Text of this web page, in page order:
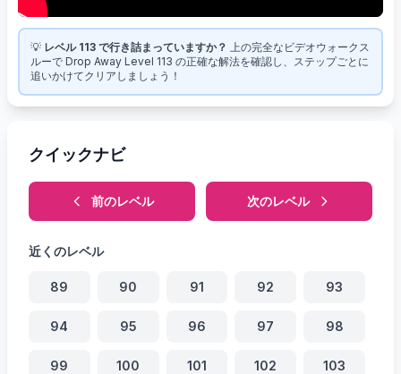
💡 レベル 113 で行き詰まっていますか？
上の完全なビデオウォークス
ルーで Drop Away Level 113 の正確な解法を確認し、ステップごとに
追いかけてクリアしましょう！
クイックナビ
前のレベル 次のレベル
近くのレベル
89 90 91 92 93
94 95 96 97 98
99 100 101 102 103